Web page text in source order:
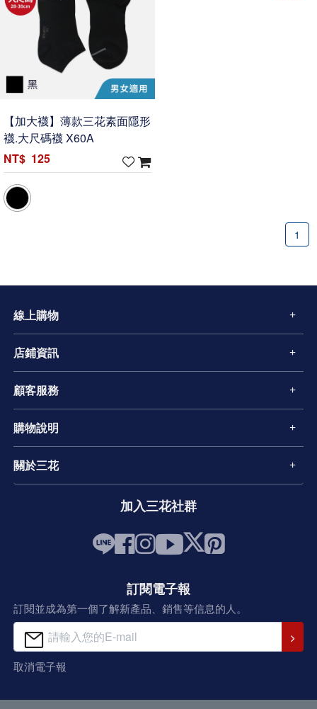
【加大襪】薄款三花素面隱形
襪.大尺碼襪 X60A
125
1
線上購物
店鋪資訊
顧客服務
購物說明
關於三花
加入三花社群
訂閱電子報
訂閱並成為第一個了解新產品、銷售等信息的人。
取消電子報